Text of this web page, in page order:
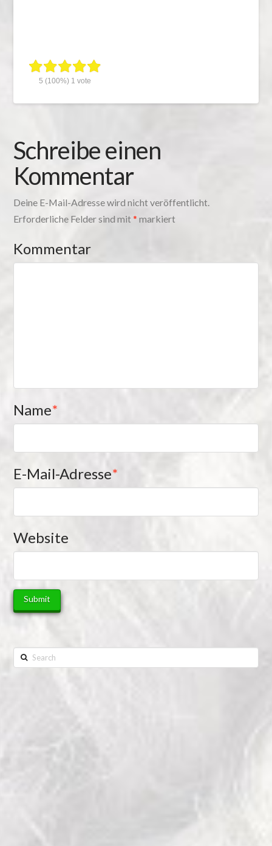
5 (100%) 1 vote
Schreibe einen
Kommentar
Deine E-Mail-Adresse wird nicht veröffentlicht.
Erforderliche Felder sind mit* markiert
Kommentar
Name*
E-Mail-Adresse*
Website
Search